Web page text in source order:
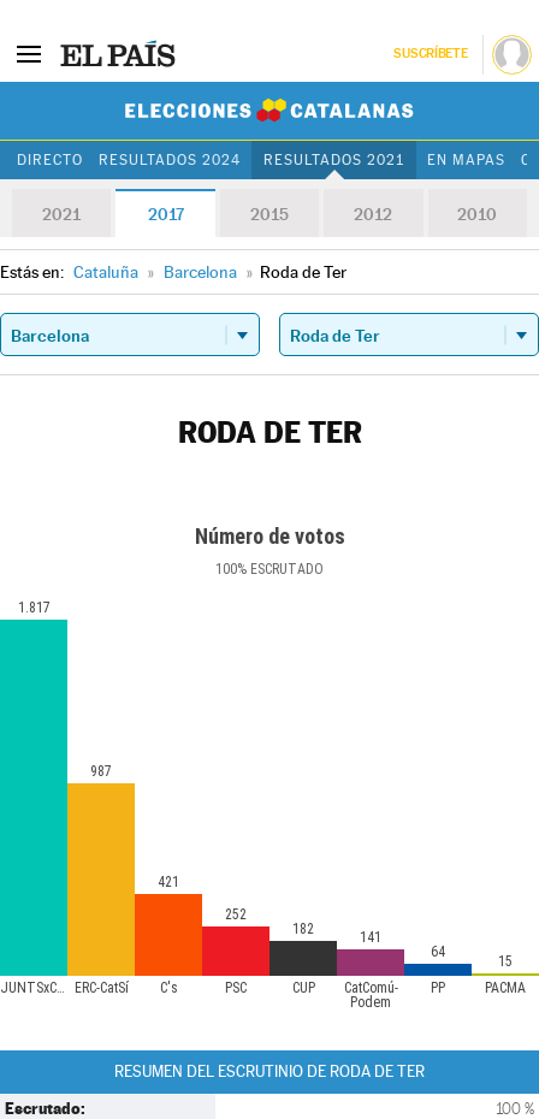
SUSCRÍBETE
DIRECTO RESULTADOS 2024 RESULTADOS 2021 EN MAPAS
2021 2017 2015 2012 2010
Estás en: Cataluña » Barcelona » Roda de Ter
RODA DE TER
Número de votos
100% ESCRUTADO
JUNTSxCAT ERC-CatSí C's PSC CUP
CatComú-
Podem
PP PACMA
1.817
987
421
252
182
141
64
15
RESUMEN DEL ESCRUTINIO DE RODA DE TER
Escrutado: 100 %